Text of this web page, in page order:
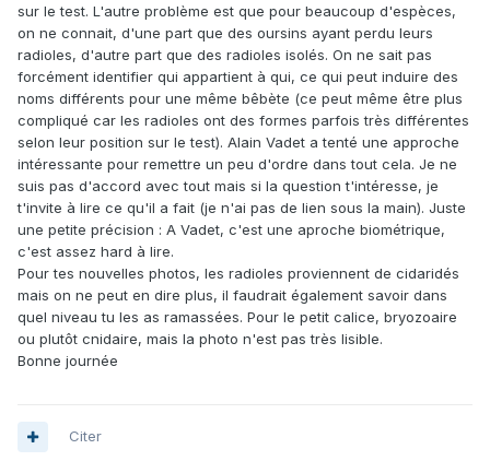
sur le test. L'autre problème est que pour beaucoup d'espèces,
on ne connait, d'une part que des oursins ayant perdu leurs
radioles, d'autre part que des radioles isolés. On ne sait pas
forcément identifier qui appartient à qui, ce qui peut induire des
noms différents pour une même bêbète (ce peut même être plus
compliqué car les radioles ont des formes parfois très différentes
selon leur position sur le test). Alain Vadet a tenté une approche
intéressante pour remettre un peu d'ordre dans tout cela. Je ne
suis pas d'accord avec tout mais si la question t'intéresse, je
t'invite à lire ce qu'il a fait (je n'ai pas de lien sous la main). Juste
une petite précision : A Vadet, c'est une aproche biométrique,
c'est assez hard à lire.
Pour tes nouvelles photos, les radioles proviennent de cidaridés
mais on ne peut en dire plus, il faudrait également savoir dans
quel niveau tu les as ramassées. Pour le petit calice, bryozoaire
ou plutôt cnidaire, mais la photo n'est pas très lisible.
Bonne journée
Citer